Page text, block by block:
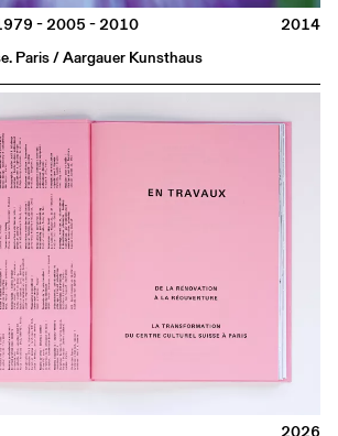
- 2005 - 2010
Paris / Aargauer Kunsthaus
2014
2026
Paris
LINKEDIN
CCS is a branch of
, the Swiss Arts